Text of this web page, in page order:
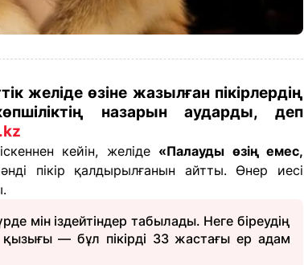
желіде өзіне жазылған пікірлердің
назарын аударды, деп
кейін, желіде «Палауды өзің емес,
пікір қалдырылғанын айтты. Өнер иесі
мін іздейтіндер табылады. Неге біреудің
— бұл пікірді 33 жастағы ер адам